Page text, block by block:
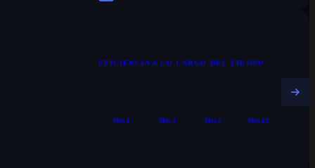
EFICIENCIA A LO LARGO DEL TIEMPO
Mes 1 Mes 3 Mes 6 Mes 12